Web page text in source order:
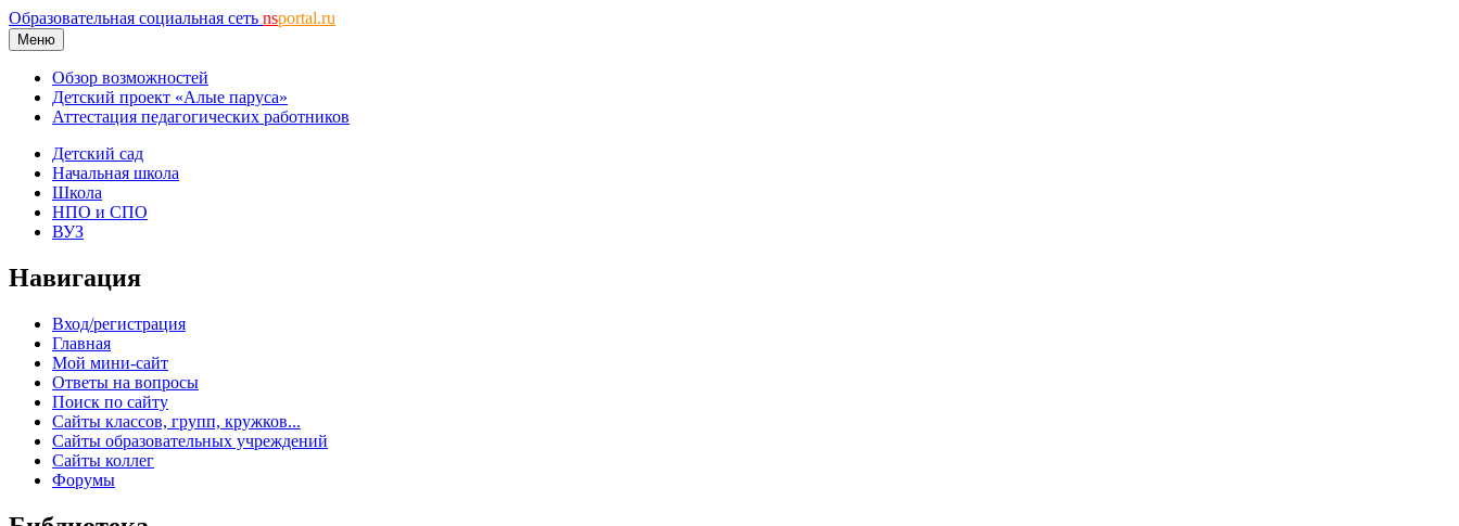
Образовательная социальная сеть nsportal.ru
Меню
Обзор возможностей
Детский проект «Алые паруса»
Аттестация педагогических работников
Детский сад
Начальная школа
Школа
НПО и СПО
ВУЗ
Навигация
Вход/регистрация
Главная
Мой мини-сайт
Ответы на вопросы
Поиск по сайту
Сайты классов, групп, кружков...
Сайты образовательных учреждений
Сайты коллег
Форумы